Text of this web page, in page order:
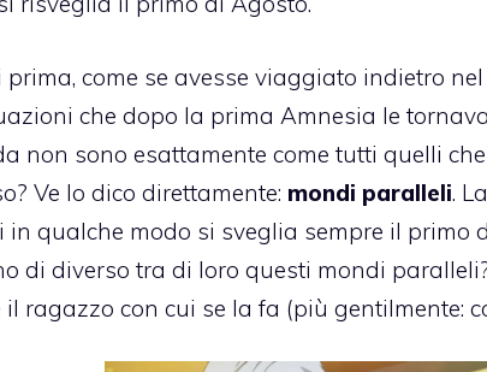
come se avesse viaggiato indietro
che dopo la prima Amnesia le
non sono esattamente come tutti quelli
Ve lo dico direttamente: mondi paralleli.
qualche modo si sveglia sempre il primo
di diverso tra di loro questi mondi
ragazzo con cui se la fa (più gentilmente: